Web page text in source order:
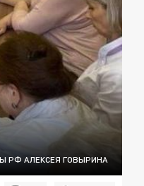
РФ АЛЕКСЕЯ ГОВЫРИНА